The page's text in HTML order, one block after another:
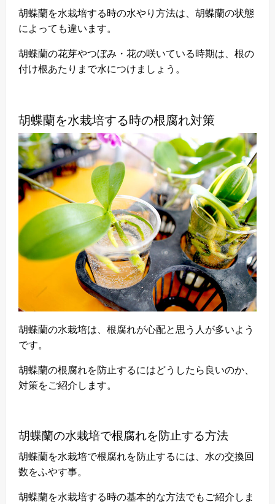
胡蝶蘭を水栽培する時の水やり方法は、胡蝶蘭の状態
によっても違います。
胡蝶蘭の花芽やつぼみ・花の咲いている時期は、根の
付け根あたりまで水につけましょう。
胡蝶蘭を水栽培する時の根腐れ対策
胡蝶蘭の水栽培は、根腐れが心配と思う人が多いよう
です。
胡蝶蘭の根腐れを防止するにはどうしたら良いのか、
対策をご紹介します。
胡蝶蘭の水栽培で根腐れを防止する方法
胡蝶蘭を水栽培で根腐れを防止するには、水の交換回
数をふやす事。
胡蝶蘭を水栽培する時の基本的な方法でもご紹介しま